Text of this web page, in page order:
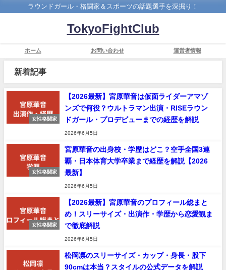
ラウンドガール・格闘家＆スポーツの話題選手を深掘り！
TokyoFightClub
ホーム お問い合わせ 運営者情報
新着記事
女性格闘家
【2026最新】宮原華音は仮面ライダーアマゾ
ンズで何役？ウルトラマン出演・RISEラウン
ドガール・プロデビューまでの経歴を解説
2026年6月5日
女性格闘家
宮原華音の出身校・学歴はどこ？空手全国3連
覇・日本体育大学卒業まで経歴を解説【2026
最新】
2026年6月5日
女性格闘家
【2026最新】宮原華音のプロフィール総まと
め！スリーサイズ・出演作・学歴から恋愛観ま
で徹底解説
2026年6月5日
松岡凛のスリーサイズ・カップ・身長・股下
90cmは本当？スタイルの公式データを解説